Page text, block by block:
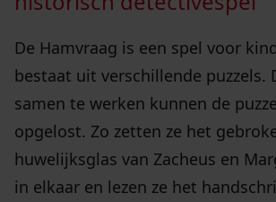
De Hamvraag is een spel voor
bestaat uit verschillende puzzels.
samen te werken kunnen de
opgelost. Zo zetten ze het
huwelijksglas van Zacheus en
in elkaar en lezen ze het